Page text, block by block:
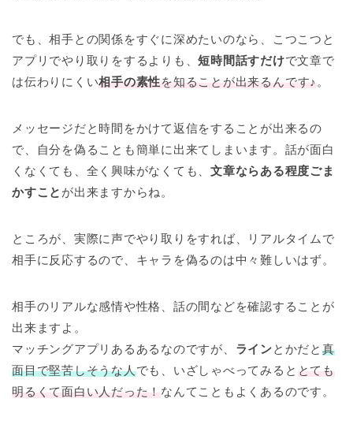
でも、相手との関係をすぐに深めたいのなら、こつこつと
アプリでやり取りをするよりも、短時間話すだけで文章で
は伝わりにくい相手の素性を知ることが出来るんです♪ 。
メッセージだと時間をかけて返信をすることが出来るの
で、自分を偽ることも簡単に出来てしまいます。話が面白
くなくても、全く興味がなくても、文章ならある程度ごま
かすこと が出来ますからね。
ところが、実際に声でやり取りをすれば、リアルタイムで
相手に反応するので、キャラを偽るのは中々難しいはず。
相手のリアルな感情や性格、話の間などを確認することが
出来ますよ。
マッチングアプリあるあるなのですが、 ラインとかだと真
面目で堅苦しそうな人でも、いざしゃべってみると とても
明るくて面白い人だった！ なんてこともよくあるのです。